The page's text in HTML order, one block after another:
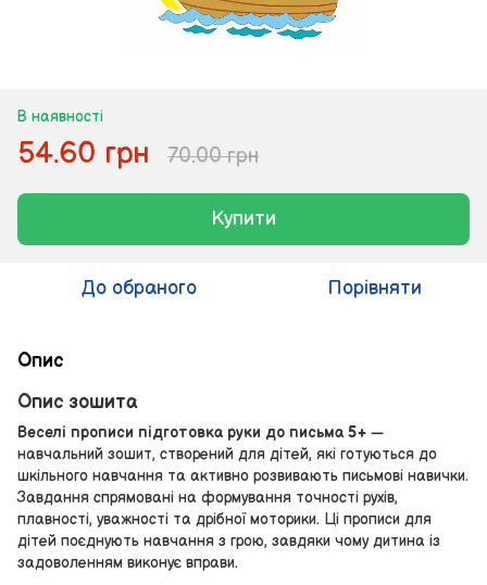
В наявності
54.60 грн 70.00 грн
Купити
До обраного Порівняти
Опис
Опис зошита
Веселі прописи підготовка руки до письма 5+ —
навчальний зошит, створений для дітей, які готуються до
шкільного навчання та активно розвивають письмові навички.
Завдання спрямовані на формування точності рухів,
плавності, уважності та дрібної моторики. Ці прописи для
дітей поєднують навчання з грою, завдяки чому дитина із
задоволенням виконує вправи.